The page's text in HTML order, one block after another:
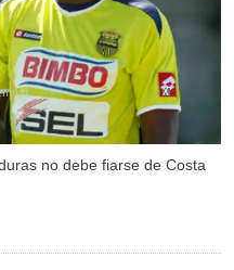
no debe fiarse de Costa
X